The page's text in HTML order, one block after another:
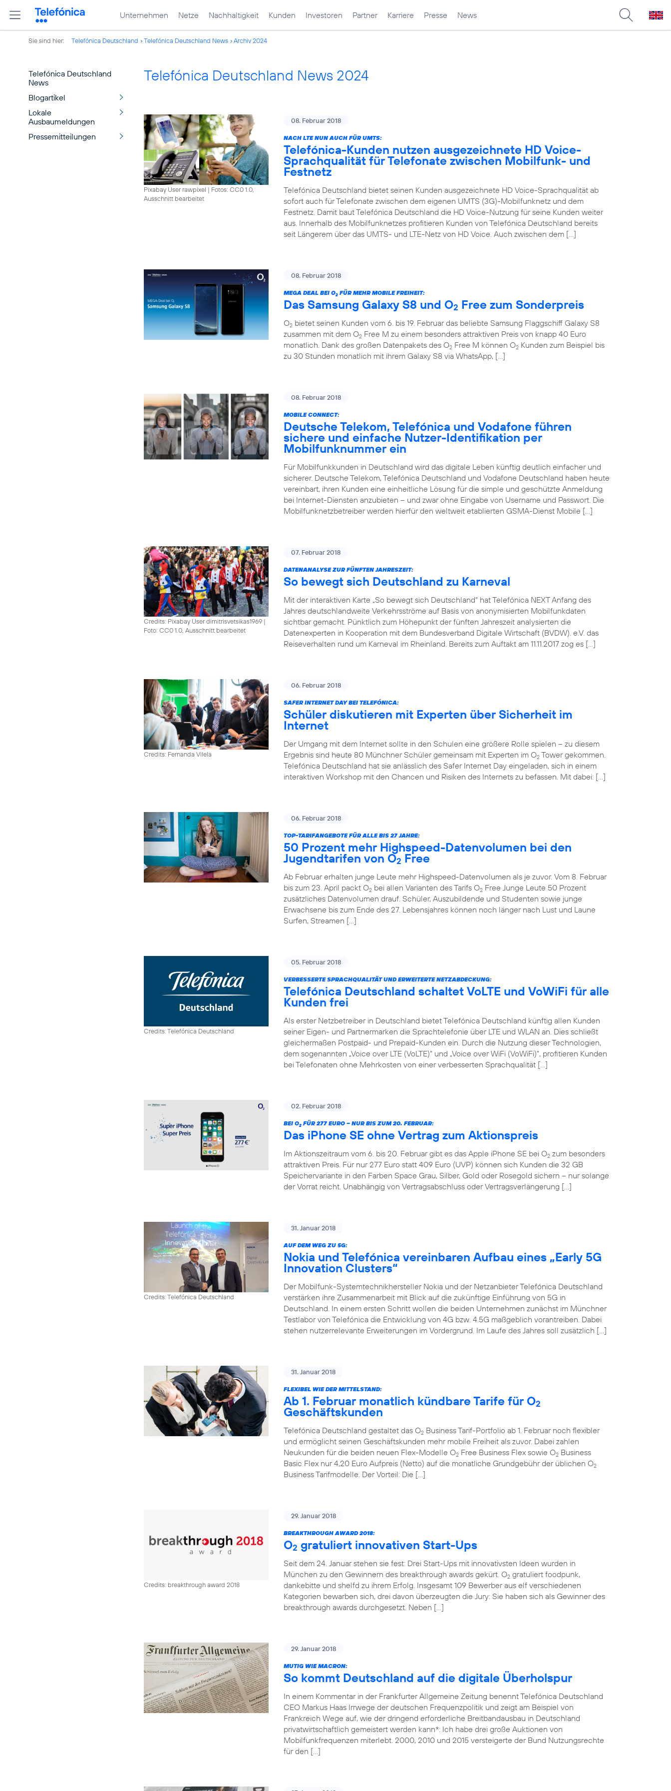
Unternehmen Netze Nachhaltigkeit Kunden Investoren Partner Karriere Presse News
Sie sind hier: Telefónica Deutschland Telefónica Deutschland News Archiv 2024
Telefónica Deutschland
News
Blogartikel
Lokale
Ausbaumeldungen
Pressemitteilungen
Telefónica Deutschland News 2024
Pixabay User rawpixel | Fotos: CC0 1.0,
Ausschnitt bearbeitet
08. Februar 2018
NACH LTE NUN AUCH FÜR UMTS:
Telefónica-Kunden nutzen ausgezeichnete HD Voice-
Sprachqualität für Telefonate zwischen Mobilfunk- und
Festnetz
Telefónica Deutschland bietet seinen Kunden ausgezeichnete HD Voice-Sprachqualität ab
sofort auch für Telefonate zwischen dem eigenen UMTS (3G)-Mobilfunknetz und dem
Festnetz. Damit baut Telefónica Deutschland die HD Voice-Nutzung für seine Kunden weiter
aus. Innerhalb des Mobilfunknetzes profitieren Kunden von Telefónica Deutschland bereits
seit Längerem über das UMTS- und LTE-Netz von HD Voice. Auch zwischen dem […]
08. Februar 2018
MEGA DEAL BEI O2 FÜR MEHR MOBILE FREIHEIT:
Das Samsung Galaxy S8 und O2 Free zum Sonderpreis
O2 bietet seinen Kunden vom 6. bis 19. Februar das beliebte Samsung Flaggschiff Galaxy S8
zusammen mit dem O2 Free M zu einem besonders attraktiven Preis von knapp 40 Euro
monatlich. Dank des großen Datenpakets des O2 Free M können O2 Kunden zum Beispiel bis
zu 30 Stunden monatlich mit ihrem Galaxy S8 via WhatsApp, […]
08. Februar 2018
MOBILE CONNECT:
Deutsche Telekom, Telefónica und Vodafone führen
sichere und einfache Nutzer-Identifikation per
Mobilfunknummer ein
Für Mobilfunkkunden in Deutschland wird das digitale Leben künftig deutlich einfacher und
sicherer. Deutsche Telekom, Telefónica Deutschland und Vodafone Deutschland haben heute
vereinbart, ihren Kunden eine einheitliche Lösung für die simple und geschützte Anmeldung
bei Internet-Diensten anzubieten – und zwar ohne Eingabe von Username und Passwort. Die
Mobilfunknetzbetreiber werden hierfür den weltweit etablierten GSMA-Dienst Mobile […]
Credits: Pixabay User dimitrisvetsikas1969 |
Foto: CC0 1.0, Ausschnitt bearbeitet
07. Februar 2018
DATENANALYSE ZUR FÜNFTEN JAHRESZEIT:
So bewegt sich Deutschland zu Karneval
Mit der interaktiven Karte „So bewegt sich Deutschland“ hat Telefónica NEXT Anfang des
Jahres deutschlandweite Verkehrsströme auf Basis von anonymisierten Mobilfunkdaten
sichtbar gemacht. Pünktlich zum Höhepunkt der fünften Jahreszeit analysierten die
Datenexperten in Kooperation mit dem Bundesverband Digitale Wirtschaft (BVDW). e.V. das
Reiseverhalten rund um Karneval im Rheinland. Bereits zum Auftakt am 11.11.2017 zog es […]
Credits: Fernanda Vilela
06. Februar 2018
SAFER INTERNET DAY BEI TELEFÓNICA:
Schüler diskutieren mit Experten über Sicherheit im
Internet
Der Umgang mit dem Internet sollte in den Schulen eine größere Rolle spielen – zu diesem
Ergebnis sind heute 80 Münchner Schüler gemeinsam mit Experten im O2 Tower gekommen.
Telefónica Deutschland hat sie anlässlich des Safer Internet Day eingeladen, sich in einem
interaktiven Workshop mit den Chancen und Risiken des Internets zu befassen. Mit dabei: […]
06. Februar 2018
TOP-TARIFANGEBOTE FÜR ALLE BIS 27 JAHRE:
50 Prozent mehr Highspeed-Datenvolumen bei den
Jugendtarifen von O2 Free
Ab Februar erhalten junge Leute mehr Highspeed-Datenvolumen als je zuvor. Vom 8. Februar
bis zum 23. April packt O2 bei allen Varianten des Tarifs O2 Free Junge Leute 50 Prozent
zusätzliches Datenvolumen drauf. Schüler, Auszubildende und Studenten sowie junge
Erwachsene bis zum Ende des 27. Lebensjahres können noch länger nach Lust und Laune
Surfen, Streamen […]
Credits: Telefónica Deutschland
05. Februar 2018
VERBESSERTE SPRACHQUALITÄT UND ERWEITERTE NETZABDECKUNG:
Telefónica Deutschland schaltet VoLTE und VoWiFi für alle
Kunden frei
Als erster Netzbetreiber in Deutschland bietet Telefónica Deutschland künftig allen Kunden
seiner Eigen- und Partnermarken die Sprachtelefonie über LTE und WLAN an. Dies schließt
gleichermaßen Postpaid- und Prepaid-Kunden ein. Durch die Nutzung dieser Technologien,
dem sogenannten „Voice over LTE (VoLTE)“ und „Voice over WiFi (VoWiFi)“, profitieren Kunden
bei Telefonaten ohne Mehrkosten von einer verbesserten Sprachqualität […]
02. Februar 2018
BEI O2 FÜR 277 EURO – NUR BIS ZUM 20. FEBRUAR:
Das iPhone SE ohne Vertrag zum Aktionspreis
Im Aktionszeitraum vom 6. bis 20. Februar gibt es das Apple iPhone SE bei O2 zum besonders
attraktiven Preis. Für nur 277 Euro statt 409 Euro (UVP) können sich Kunden die 32 GB
Speichervariante in den Farben Space Grau, Silber, Gold oder Rosegold sichern – nur solange
der Vorrat reicht. Unabhängig von Vertragsabschluss oder Vertragsverlängerung […]
Credits: Telefónica Deutschland
31. Januar 2018
AUF DEM WEG ZU 5G:
Nokia und Telefónica vereinbaren Aufbau eines „Early 5G
Innovation Clusters“
Der Mobilfunk-Systemtechnikhersteller Nokia und der Netzanbieter Telefónica Deutschland
verstärken ihre Zusammenarbeit mit Blick auf die zukünftige Einführung von 5G in
Deutschland. In einem ersten Schritt wollen die beiden Unternehmen zunächst im Münchner
Testlabor von Telefónica die Entwicklung von 4G bzw. 4.5G maßgeblich vorantreiben. Dabei
stehen nutzerrelevante Erweiterungen im Vordergrund. Im Laufe des Jahres soll zusätzlich […]
31. Januar 2018
FLEXIBEL WIE DER MITTELSTAND:
Ab 1. Februar monatlich kündbare Tarife für O2
Geschäftskunden
Telefónica Deutschland gestaltet das O2 Business Tarif-Portfolio ab 1. Februar noch flexibler
und ermöglicht seinen Geschäftskunden mehr mobile Freiheit als zuvor. Dabei zahlen
Neukunden für die beiden neuen Flex-Modelle O2 Free Business Flex sowie O2 Business
Basic Flex nur 4,20 Euro Aufpreis (Netto) auf die monatliche Grundgebühr der üblichen O2
Business Tarifmodelle. Der Vorteil: Die […]
Credits: breakthrough award 2018
29. Januar 2018
BREAKTHROUGH AWARD 2018:
O2 gratuliert innovativen Start-Ups
Seit dem 24. Januar stehen sie fest: Drei Start-Ups mit innovativsten Ideen wurden in
München zu den Gewinnern des breakthrough awards gekürt. O2 gratuliert foodpunk,
dankebitte und shelfd zu ihrem Erfolg. Insgesamt 109 Bewerber aus elf verschiedenen
Kategorien bewarben sich, drei davon überzeugten die Jury: Sie haben sich als Gewinner des
breakthrough awards durchgesetzt. Neben […]
29. Januar 2018
MUTIG WIE MACRON:
So kommt Deutschland auf die digitale Überholspur
In einem Kommentar in der Frankfurter Allgemeine Zeitung benennt Telefónica Deutschland
CEO Markus Haas Irrwege der deutschen Frequenzpolitik und zeigt am Beispiel von
Frankreich Wege auf, wie der dringend erforderliche Breitbandausbau in Deutschland
privatwirtschaftlich gemeistert werden kann*: Ich habe drei große Auktionen von
Mobilfunkfrequenzen miterlebt. 2000, 2010 und 2015 versteigerte der Bund Nutzungsrechte
für den […]